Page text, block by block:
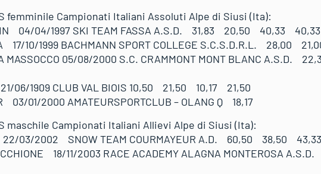
femminile Campionati Italiani Assoluti Alpe di Siusi (Ita):
04/04/1997 SKI TEAM FASSA A.S.D. 31,83 20,50 40,33 40,33
17/10/1999 BACHMANN SPORT COLLEGE S.C.S.D.R.L. 28,00
MASSOCCO 05/08/2000 S.C. CRAMMONT MONT BLANC A.S.D.
06/1909 CLUB VAL BIOIS 10,50 21,50 10,17 21,50
01/2000 AMATEURSPORTCLUB – OLANG Q 18,17
maschile Campionati Italiani Allievi Alpe di Siusi (Ita):
22/03/2002 SNOW TEAM COURMAYEUR A.D. 60,50 38,50
18/11/2003 RACE ACADEMY ALAGNA MONTEROSA